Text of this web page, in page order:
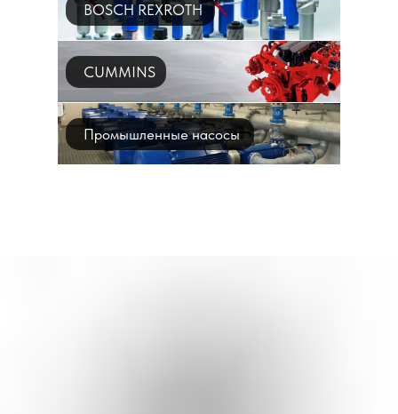
BOSCH REXROTH
CUMMINS
Промышленные насосы